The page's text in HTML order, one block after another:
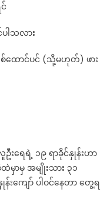
ဖြတ်
ါသလား
စ်ထောင်ပင် (သို့မဟုတ်) ဖား
လူဦးရေရဲ့ ၁၉ ရာခိုင်နှုန်းဟာ
ာမှ အမျိုးသား ၃၁
န်းကျော် ပါဝင်နေတာ တွေ့ရ